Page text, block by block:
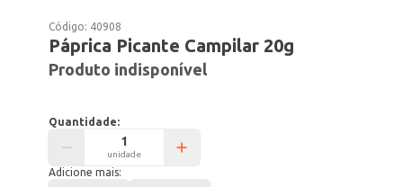
Código: 40908
Páprica Picante Campilar 20g
Produto indisponível
Quantidade:
unidade
Adicione mais: